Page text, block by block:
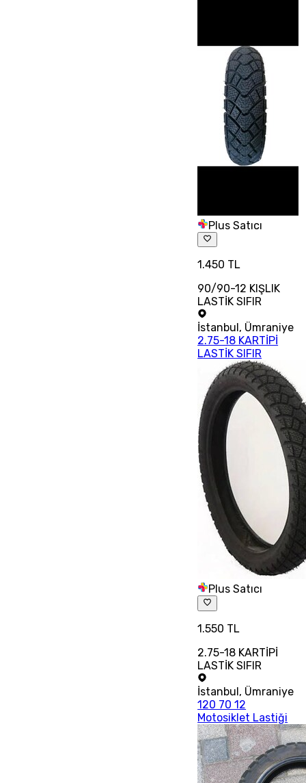
Plus Satıcı
1.450 TL
90/90-12 KIŞLIK
LASTİK SIFIR
İstanbul , Ümraniye
2.75-18 KARTİPİ
LASTİK SIFIR
Plus Satıcı
1.550 TL
2.75-18 KARTİPİ
LASTİK SIFIR
İstanbul, Ümraniye
120 70 12
Motosiklet Lastiği